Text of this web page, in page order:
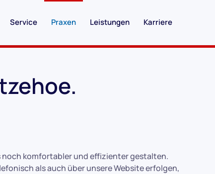
Service Praxen Leistungen Karriere
noch komfortabler und effizienter gestalten.
als auch über unsere Website erfolgen,